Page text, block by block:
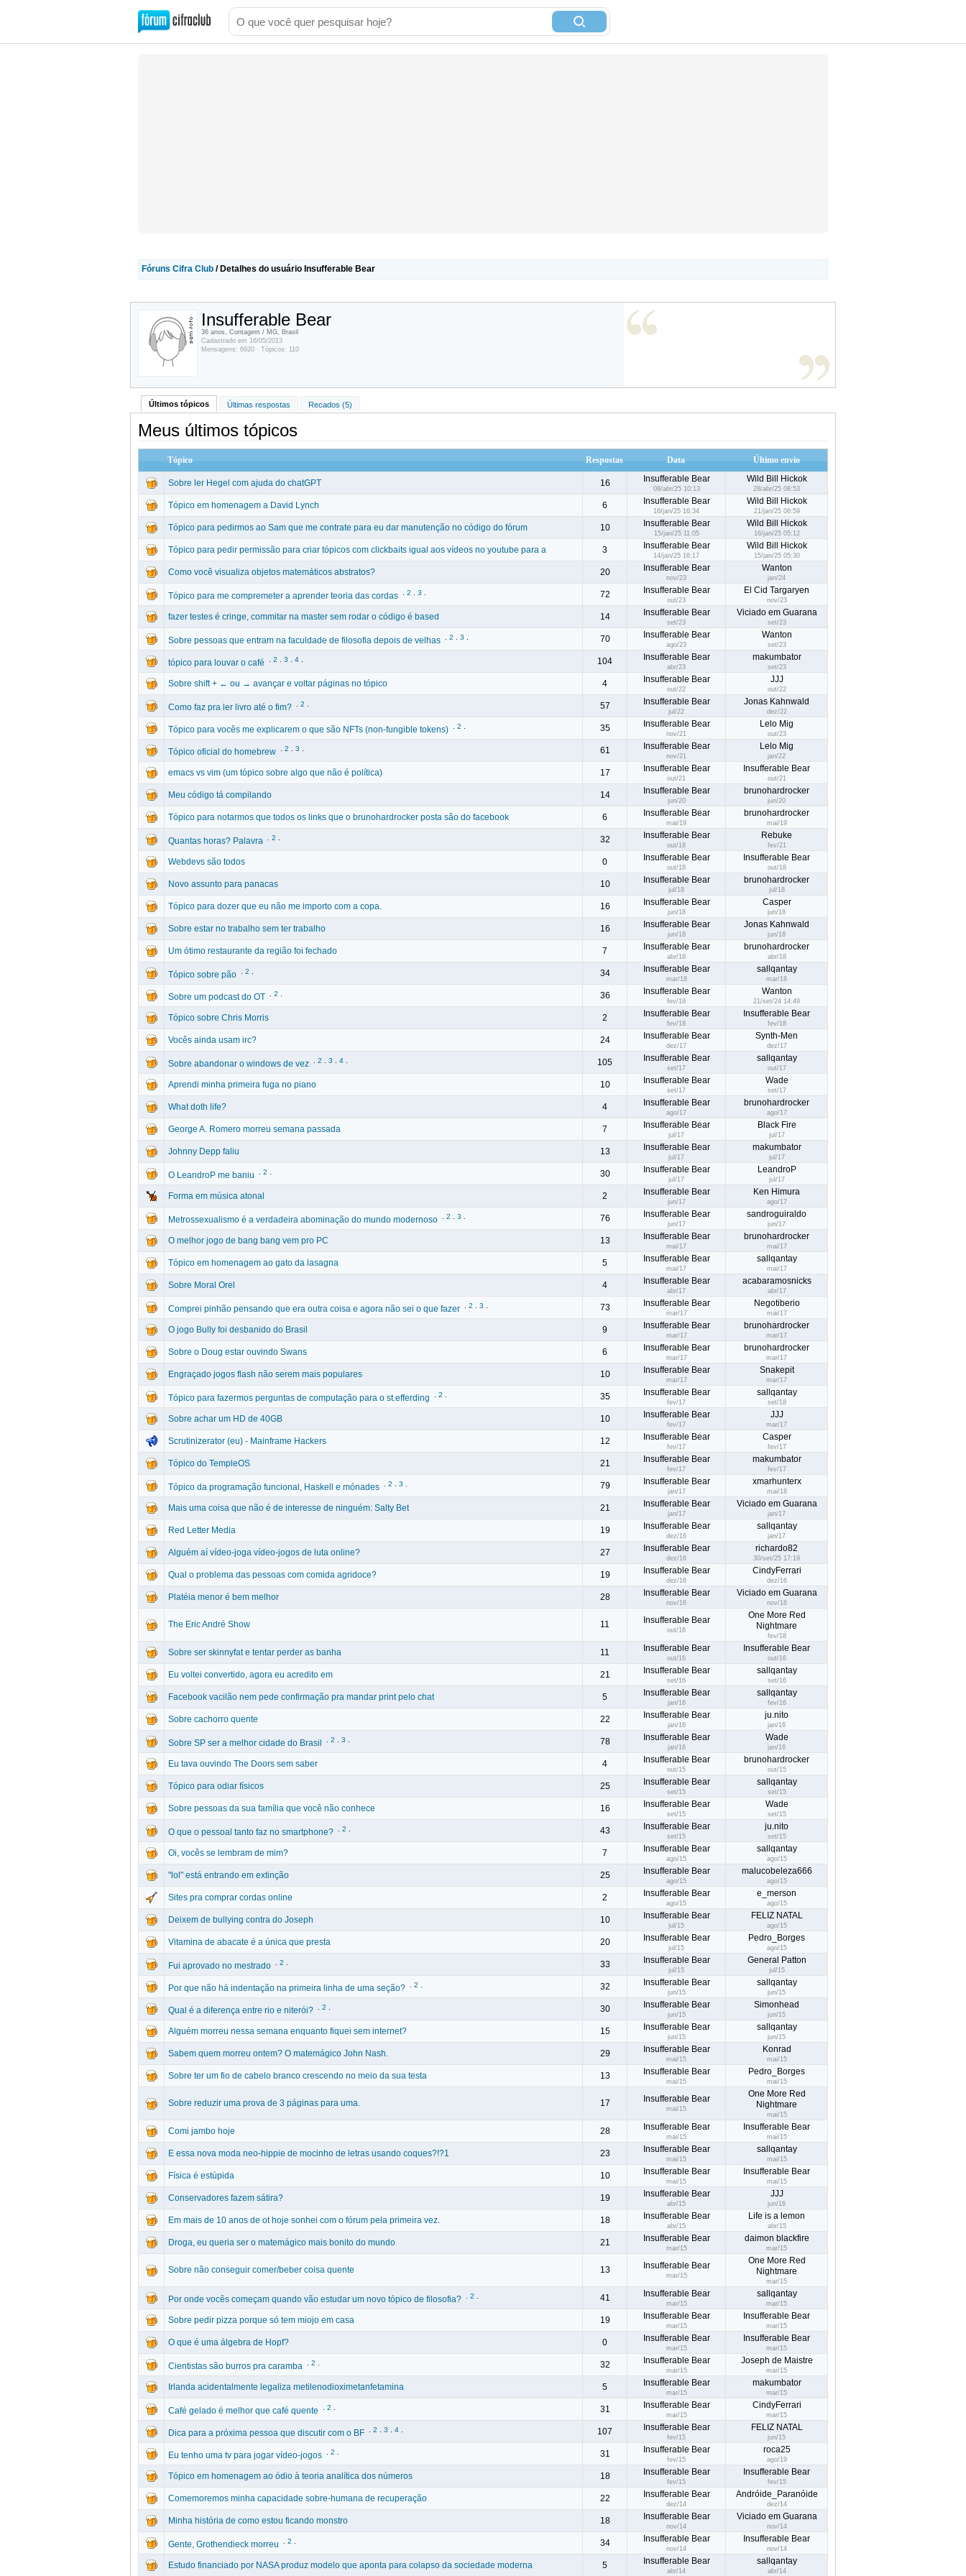
Fóruns Cifra Club / Detalhes do usuário Insufferable Bear
Insufferable Bear
36 anos, Contagem / MG, Brasil
Cadastrado em 16/05/2013
Mensagens: 6920 · Tópicos: 110
Últimos tópicos Últimas respostas Recados (5)
Meus últimos tópicos
Tópico Respostas Data Último envio
Sobre ler Hegel com ajuda do chatGPT 16 Insufferable Bear
08/abr/25 10:13
Wild Bill Hickok
28/abr/25 08:53
Tópico em homenagem a David Lynch 6 Insufferable Bear
16/jan/25 16:34
Wild Bill Hickok
21/jan/25 06:59
Tópico para pedirmos ao Sam que me contrate para eu dar manutenção no código do fórum 10 Insufferable Bear
15/jan/25 11:05
Wild Bill Hickok
16/jan/25 05:12
Tópico para pedir permissão para criar tópicos com clickbaits igual aos vídeos no youtube para a 3 Insufferable Bear
14/jan/25 16:17
Wild Bill Hickok
15/jan/25 05:30
Como você visualiza objetos matemáticos abstratos? 20 Insufferable Bear
nov/23
Wanton
jan/24
Tópico para me compremeter a aprender teoria das cordas 2 3 72 Insufferable Bear
out/23
El Cid Targaryen
nov/23
fazer testes é cringe, commitar na master sem rodar o código é based 14 Insufferable Bear
set/23
Viciado em Guarana
set/23
Sobre pessoas que entram na faculdade de filosofia depois de velhas 2 3 70 Insufferable Bear
ago/23
Wanton
set/23
tópico para louvar o café 2 3 4 104 Insufferable Bear
abr/23
makumbator
set/23
Sobre shift + ← ou → avançar e voltar páginas no tópico 4 Insufferable Bear
out/22
JJJ
out/22
Como faz pra ler livro até o fim? 2 57 Insufferable Bear
jul/22
Jonas Kahnwald
dez/22
Tópico para vocês me explicarem o que são NFTs (non-fungible tokens) 2 35 Insufferable Bear
nov/21
Lelo Mig
out/23
Tópico oficial do homebrew 2 3 61 Insufferable Bear
nov/21
Lelo Mig
jan/22
emacs vs vim (um tópico sobre algo que não é política) 17 Insufferable Bear
out/21
Insufferable Bear
out/21
Meu código tá compilando 14 Insufferable Bear
jun/20
brunohardrocker
jun/20
Tópico para notarmos que todos os links que o brunohardrocker posta são do facebook 6 Insufferable Bear
mai/19
brunohardrocker
mai/19
Quantas horas? Palavra 2 32 Insufferable Bear
out/18
Rebuke
fev/21
Webdevs são todos 0 Insufferable Bear
out/18
Insufferable Bear
out/18
Novo assunto para panacas 10 Insufferable Bear
jul/18
brunohardrocker
jul/18
Tópico para dozer que eu não me importo com a copa. 16 Insufferable Bear
jun/18
Casper
jun/18
Sobre estar no trabalho sem ter trabalho 16 Insufferable Bear
jun/18
Jonas Kahnwald
jun/18
Um ótimo restaurante da região foi fechado 7 Insufferable Bear
abr/18
brunohardrocker
abr/18
Tópico sobre pão 2 34 Insufferable Bear
mar/18
sallqantay
mar/18
Sobre um podcast do OT 2 36 Insufferable Bear
fev/18
Wanton
21/set/24 14:49
Tópico sobre Chris Morris 2 Insufferable Bear
fev/18
Insufferable Bear
fev/18
Vocês ainda usam irc? 24 Insufferable Bear
dez/17
Synth-Men
dez/17
Sobre abandonar o windows de vez 2 3 4 105 Insufferable Bear
set/17
sallqantay
out/17
Aprendi minha primeira fuga no piano 10 Insufferable Bear
set/17
Wade
set/17
What doth life? 4 Insufferable Bear
ago/17
brunohardrocker
ago/17
George A. Romero morreu semana passada 7 Insufferable Bear
jul/17
Black Fire
jul/17
Johnny Depp faliu 13 Insufferable Bear
jul/17
makumbator
jul/17
O LeandroP me baniu 2 30 Insufferable Bear
jul/17
LeandroP
jul/17
Forma em música atonal 2 Insufferable Bear
jun/17
Ken Himura
ago/17
Metrossexualismo é a verdadeira abominação do mundo modernoso 2 3 76 Insufferable Bear
jun/17
sandroguiraldo
jun/17
O melhor jogo de bang bang vem pro PC 13 Insufferable Bear
mai/17
brunohardrocker
mai/17
Tópico em homenagem ao gato da lasagna 5 Insufferable Bear
mai/17
sallqantay
mai/17
Sobre Moral Orel 4 Insufferable Bear
abr/17
acabaramosnicks
abr/17
Comprei pinhão pensando que era outra coisa e agora não sei o que fazer 2 3 73 Insufferable Bear
mar/17
Negotiberio
mai/17
O jogo Bully foi desbanido do Brasil 9 Insufferable Bear
mar/17
brunohardrocker
mar/17
Sobre o Doug estar ouvindo Swans 6 Insufferable Bear
mar/17
brunohardrocker
mar/17
Engraçado jogos flash não serem mais populares 10 Insufferable Bear
mar/17
Snakepit
mar/17
Tópico para fazermos perguntas de computação para o st.efferding 2 35 Insufferable Bear
fev/17
sallqantay
set/18
Sobre achar um HD de 40GB 10 Insufferable Bear
fev/17
JJJ
mar/17
Scrutinizerator (eu) - Mainframe Hackers 12 Insufferable Bear
fev/17
Casper
fev/17
Tópico do TempleOS 21 Insufferable Bear
fev/17
makumbator
fev/17
Tópico da programação funcional, Haskell e mónades 2 3 79 Insufferable Bear
jan/17
xmarhunterx
mai/18
Mais uma coisa que não é de interesse de ninguém: Salty Bet 21 Insufferable Bear
jan/17
Viciado em Guarana
jan/17
Red Letter Media 19 Insufferable Bear
dez/16
sallqantay
jan/17
Alguém aí vídeo-joga vídeo-jogos de luta online? 27 Insufferable Bear
dez/16
richardo82
30/set/25 17:19
Qual o problema das pessoas com comida agridoce? 19 Insufferable Bear
dez/16
CindyFerrari
dez/16
Platéia menor é bem melhor 28 Insufferable Bear
nov/16
Viciado em Guarana
nov/16
The Eric André Show 11 Insufferable Bear
out/16
One More Red
Nightmare
fev/18
Sobre ser skinnyfat e tentar perder as banha 11 Insufferable Bear
out/16
Insufferable Bear
out/16
Eu voltei convertido, agora eu acredito em 21 Insufferable Bear
set/16
sallqantay
set/16
Facebook vacilão nem pede confirmação pra mandar print pelo chat 5 Insufferable Bear
jan/16
sallqantay
fev/16
Sobre cachorro quente 22 Insufferable Bear
jan/16
ju.nito
jan/16
Sobre SP ser a melhor cidade do Brasil 2 3 78 Insufferable Bear
jan/16
Wade
jan/16
Eu tava ouvindo The Doors sem saber 4 Insufferable Bear
out/15
brunohardrocker
out/15
Tópico para odiar físicos 25 Insufferable Bear
set/15
sallqantay
set/15
Sobre pessoas da sua família que você não conhece 16 Insufferable Bear
set/15
Wade
set/15
O que o pessoal tanto faz no smartphone? 2 43 Insufferable Bear
set/15
ju.nito
set/15
Oi, vocês se lembram de mim? 7 Insufferable Bear
ago/15
sallqantay
ago/15
"lol" está entrando em extinção 25 Insufferable Bear
ago/15
malucobeleza666
ago/15
Sites pra comprar cordas online 2 Insufferable Bear
ago/15
e_merson
ago/15
Deixem de bullying contra do Joseph 10 Insufferable Bear
jul/15
FELIZ NATAL
ago/15
Vitamina de abacate é a única que presta 20 Insufferable Bear
jul/15
Pedro_Borges
ago/15
Fui aprovado no mestrado 2 33 Insufferable Bear
jul/15
General Patton
jul/15
Por que não há indentação na primeira linha de uma seção? 2 32 Insufferable Bear
jun/15
sallqantay
jun/15
Qual é a diferença entre rio e niterói? 2 30 Insufferable Bear
jun/15
Simonhead
jun/15
Alguém morreu nessa semana enquanto fiquei sem internet? 15 Insufferable Bear
jun/15
sallqantay
jun/15
Sabem quem morreu ontem? O matemágico John Nash. 29 Insufferable Bear
mai/15
Konrad
mai/15
Sobre ter um fio de cabelo branco crescendo no meio da sua testa 13 Insufferable Bear
mai/15
Pedro_Borges
mai/15
Sobre reduzir uma prova de 3 páginas para uma. 17 Insufferable Bear
mai/15
One More Red
Nightmare
mai/15
Comi jambo hoje 28 Insufferable Bear
mai/15
Insufferable Bear
mai/15
E essa nova moda neo-hippie de mocinho de letras usando coques?!?1 23 Insufferable Bear
mai/15
sallqantay
mai/15
Física é estúpida 10 Insufferable Bear
mai/15
Insufferable Bear
mai/15
Conservadores fazem sátira? 19 Insufferable Bear
abr/15
JJJ
jun/16
Em mais de 10 anos de ot hoje sonhei com o fórum pela primeira vez. 18 Insufferable Bear
abr/15
Life is a lemon
abr/15
Droga, eu queria ser o matemágico mais bonito do mundo 21 Insufferable Bear
mar/15
daimon blackfire
mar/15
Sobre não conseguir comer/beber coisa quente 13 Insufferable Bear
mar/15
One More Red
Nightmare
mar/15
Por onde vocês começam quando vão estudar um novo tópico de filosofia? 2 41 Insufferable Bear
mar/15
sallqantay
mar/15
Sobre pedir pizza porque só tem miojo em casa 19 Insufferable Bear
mar/15
Insufferable Bear
mar/15
O que é uma álgebra de Hopf? 0 Insufferable Bear
mar/15
Insufferable Bear
mar/15
Cientistas são burros pra caramba 2 32 Insufferable Bear
mar/15
Joseph de Maistre
mar/15
Irlanda acidentalmente legaliza metilenodioximetanfetamina 5 Insufferable Bear
mar/15
makumbator
mar/15
Café gelado é melhor que café quente 2 31 Insufferable Bear
mar/15
CindyFerrari
mar/15
Dica para a próxima pessoa que discutir com o BF 2 3 4 107 Insufferable Bear
fev/15
FELIZ NATAL
jun/15
Eu tenho uma tv para jogar vídeo-jogos 2 31 Insufferable Bear
fev/15
roca25
ago/19
Tópico em homenagem ao ódio à teoria analítica dos números 18 Insufferable Bear
fev/15
Insufferable Bear
fev/15
Comemoremos minha capacidade sobre-humana de recuperação 22 Insufferable Bear
dez/14
Andróide_Paranóide
dez/14
Minha história de como estou ficando monstro 18 Insufferable Bear
nov/14
Viciado em Guarana
nov/14
Gente, Grothendieck morreu 2 34 Insufferable Bear
nov/14
Insufferable Bear
nov/14
Estudo financiado por NASA produz modelo que aponta para colapso da sociedade moderna 5 Insufferable Bear
abr/14
sallqantay
abr/14